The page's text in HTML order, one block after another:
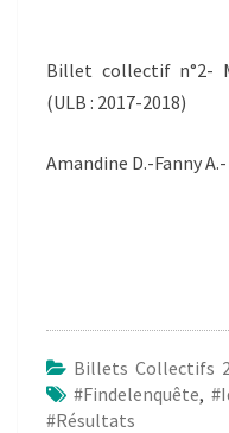
Billet collectif n°2-
(ULB : 2017-2018)
Amandine D.-Fanny A.-
Billets Collectifs
#Findelenquête,
#Résultats